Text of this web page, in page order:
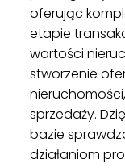
oferując
etapie
wartości
stworzenie
sprzedaży.
bazie
działaniom